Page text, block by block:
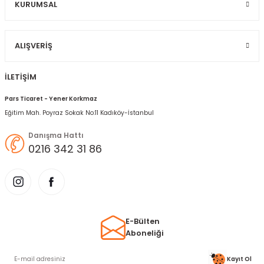
KURUMSAL
ALIŞVERIŞ
İLETİŞİM
Pars Ticaret - Yener Korkmaz
Eğitim Mah. Poyraz Sokak No:11 Kadıköy-İstanbul
Danışma Hattı
0216 342 31 86
E-Bülten
Aboneliği
Kayıt Ol